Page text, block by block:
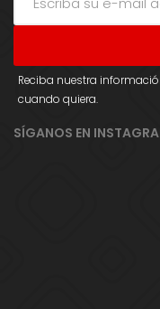
Reciba nuestra
cuando quiera.
SÍGANOS EN